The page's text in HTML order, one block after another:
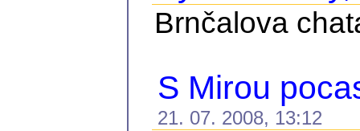
Brnčalova
S Mirou
21. 07. 2008, 13:12